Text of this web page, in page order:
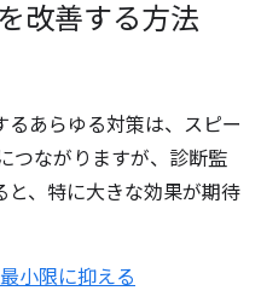
改善する方法
あらゆる対策は、スピー
つながりますが、診断監
、特に大きな効果が期待
小限に抑える